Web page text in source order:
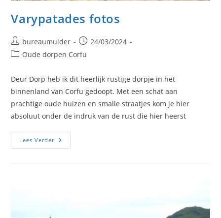
Varypatades fotos
Bericht
auteur:
bureaumulder
Bericht
gepubliceerd
24/03/2024
Berichtcategorie:
Oude dorpen Corfu
Deur Dorp heb ik dit heerlijk rustige dorpje in het
binnenland van Corfu gedoopt. Met een schat aan
prachtige oude huizen en smalle straatjes kom je hier
absoluut onder de indruk van de rust die hier heerst
Lees VerderVarypatades
Fotos